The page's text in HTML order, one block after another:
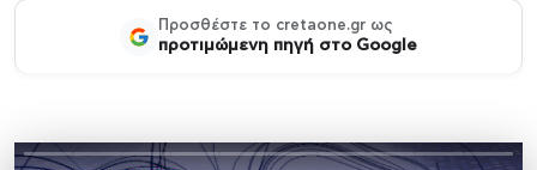
Προσθέστε το cretaone.gr ως
προτιμώμενη πηγή στο Google